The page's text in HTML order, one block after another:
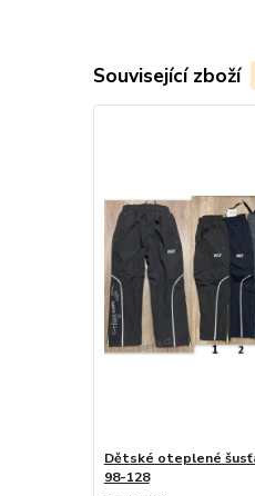
Související zboží
Dětské oteplené
98-128